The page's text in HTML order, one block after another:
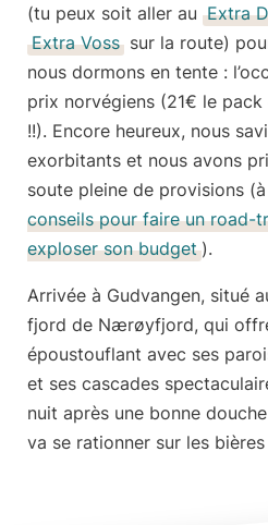
(tu peux soit aller au Extra
Extra Voss sur la route)
nous dormons en tente :
prix norvégiens (21€ le pack
!!). Encore heureux, nous
exorbitants et nous avons
soute pleine de provisions
conseils pour faire un road-
exploser son budget ).
Arrivée à Gudvangen, situé
fjord de Nærøyfjord, qui
époustouflant avec ses
et ses cascades
nuit après une bonne
va se rationner sur les